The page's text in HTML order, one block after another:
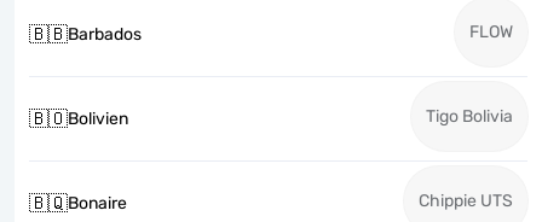
🇧🇧Barbados FLOW
🇧🇴Bolivien Tigo Bolivia
🇧🇶Bonaire Chippie UTS